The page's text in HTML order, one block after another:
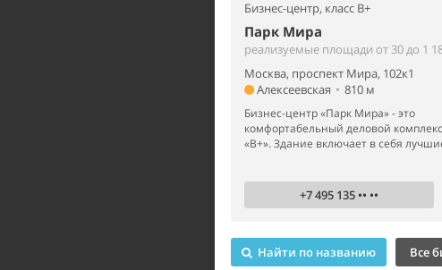
Бизнес-центр, класс B+
Парк Мира
реализуемые площади от 30 до 1
Москва, проспект Мира, 102к1
Алексеевская • 810 м
Бизнес-центр «Парк Мира» - это
комфортабельный деловой
«B+». Здание включает в себя
+7 495 135 •• ••
Найти по названию Все